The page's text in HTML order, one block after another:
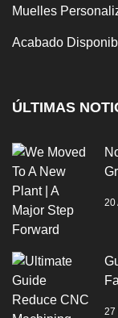
Muelles
Acabado
ÚLTIMAS
20
27